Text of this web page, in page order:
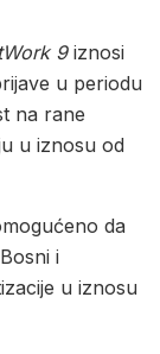
9iznosi
u periodu
na rane
u iznosu od
da
i
u iznosu